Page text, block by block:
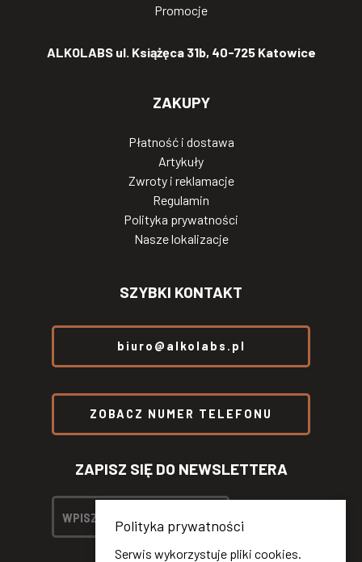
Promocje
ALKOLABS ul. Książęca 31b, 40-725 Katowice
ZAKUPY
Płatność i dostawa
Artykuły
Zwroty i reklamacje
Regulamin
Polityka prywatności
Nasze lokalizacje
SZYBKI KONTAKT
biuro@alkolabs.pl
ZOBACZ NUMER TELEFONU
ZAPISZ SIĘ DO NEWSLETTERA
Polityka prywatności
Serwis wykorzystuje pliki cookies.